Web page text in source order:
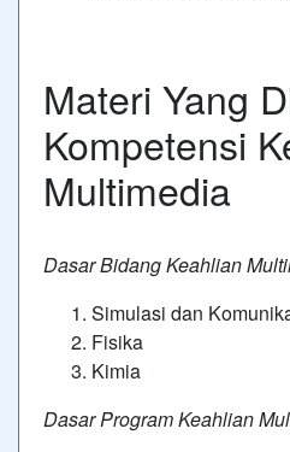
Materi Yang
Kompetensi
Multimedia
Dasar Bidang Keahlian
Simulasi dan
Fisika
Kimia
Dasar Program Keahlian